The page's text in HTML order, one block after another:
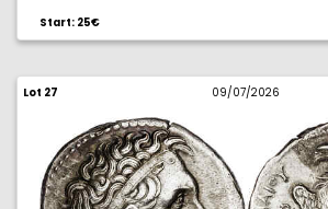
Promachos en pie a izquierda,
rayos y escudo, detrás
Start: 25€
Lot 27 09/07/2026